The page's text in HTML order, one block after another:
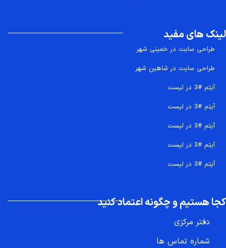
لینک های مفید
طراحی سایت در خمینی شهر
طراحی سایت در شاهین شهر
آیتم #3 در لیست
آیتم #3 در لیست
آیتم #3 در لیست
آیتم #3 در لیست
آیتم #3 در لیست
کجا هستیم و چگونه اعتماد کنید
دفتر مرکزی
شماره تماس ها